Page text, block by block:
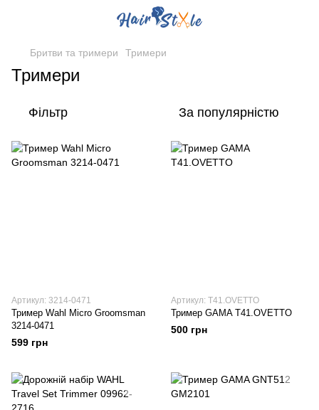
Бритви та тримери Тримери
Тримери
Фільтр За популярністю
Артикул: 3214-0471
Тример Wahl Micro Groomsman
3214-0471
599 грн
Артикул: T41.OVETTO
Тример GAMA T41.OVETTO
500 грн